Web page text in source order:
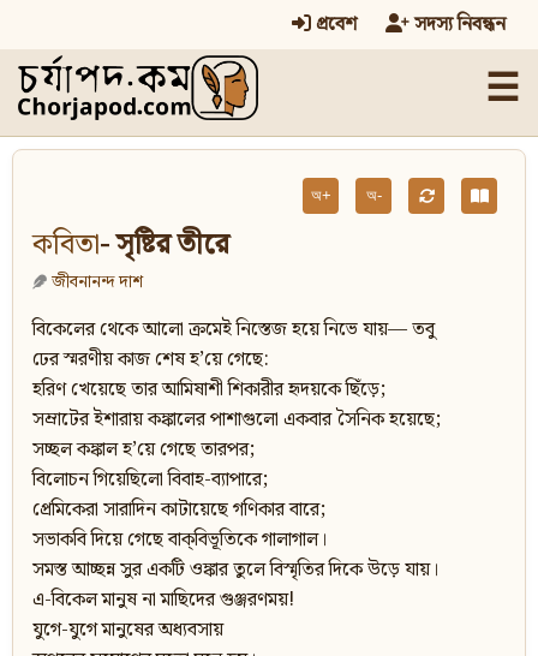
প্রবেশ সদস্য নিবন্ধন
☰
অ+ অ-
কবিতা- সৃষ্টির তীরে
জীবনানন্দ দাশ
বিকেলের থেকে আলো ক্রমেই নিস্তেজ হয়ে নিভে যায়— তবু
ঢের স্মরণীয় কাজ শেষ হ’য়ে গেছে:
হরিণ খেয়েছে তার আমিষাশী শিকারীর হৃদয়কে ছিঁড়ে;
সম্রাটের ইশারায় কঙ্কালের পাশাগুলো একবার সৈনিক হয়েছে;
সচ্ছল কঙ্কাল হ’য়ে গেছে তারপর;
বিলোচন গিয়েছিলো বিবাহ-ব্যাপারে;
প্রেমিকেরা সারাদিন কাটায়েছে গণিকার বারে;
সভাকবি দিয়ে গেছে বাক্‌বিভূতিকে গালাগাল।
সমস্ত আচ্ছন্ন সুর একটি ওঙ্কার তুলে বিস্মৃতির দিকে উড়ে যায়।
এ-বিকেল মানুষ না মাছিদের গুঞ্জরণময়!
যুগে-যুগে মানুষের অধ্যবসায়